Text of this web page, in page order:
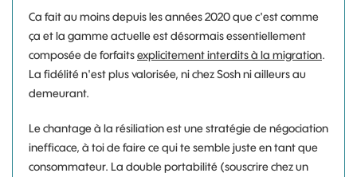
Ca fait au moins depuis les années 2020 que c'est comme
ça et la gamme actuelle est désormais essentiellement
composée de forfaitsexplicitement interdits à la migration.
La fidélité n'est plus valorisée, ni chez Sosh ni ailleurs au
demeurant.
Le chantage à la résiliation est une stratégie de négociation
inefficace, à toi de faire ce qui te semble juste en tant que
consommateur. La double portabilité (souscrire chez un